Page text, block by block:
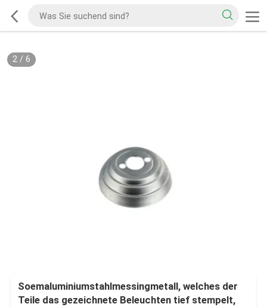
2/ 6
Soemaluminiumstahlmessingmetall, welches der
Teile das gezeichnete Beleuchten tief stempelt,